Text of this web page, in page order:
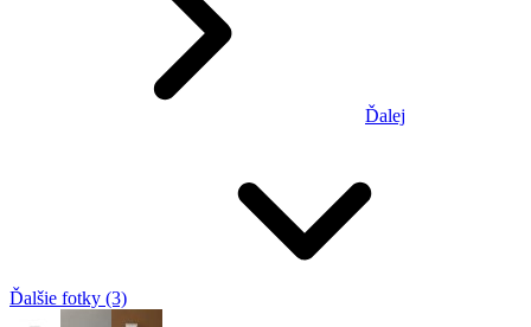
Ďalej
Ďalšie fotky (3)